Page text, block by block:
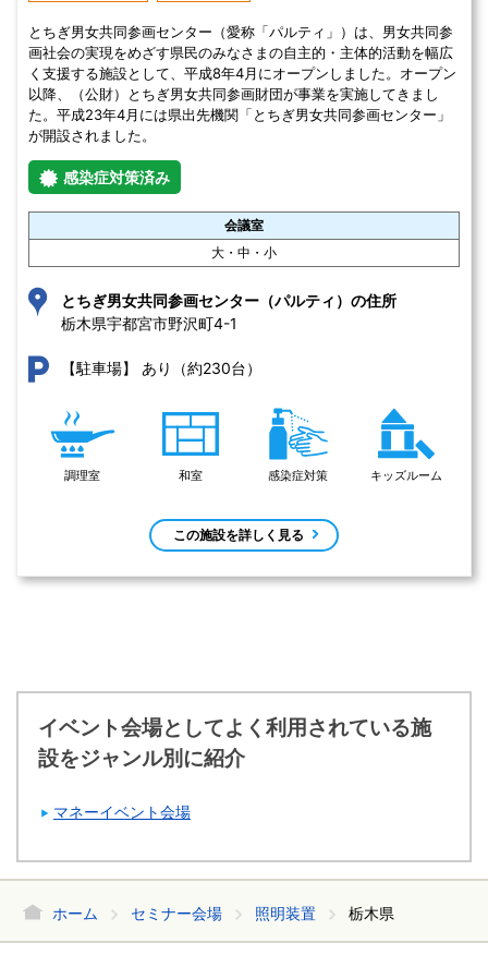
とちぎ男女共同参画センター（愛称「パルティ」）は、男女共同参
画社会の実現をめざす県民のみなさまの自主的・主体的活動を幅広
く支援する施設として、平成8年4月にオープンしました。オープン
以降、（公財）とちぎ男女共同参画財団が事業を実施してきまし
た。平成23年4月には県出先機関「とちぎ男女共同参画センター」
が開設されました。
感染症対策済み
会議室
大・中・小
とちぎ男女共同参画センター（パルティ）の住所
栃木県宇都宮市野沢町4-1
【駐車場】 あり（約230台）
調理室 和室 感染症対策 キッズルーム
この施設を詳しく見る
イベント会場としてよく利用されている施
設をジャンル別に紹介
マネーイベント会場
ホーム セミナー会場 照明装置 栃木県